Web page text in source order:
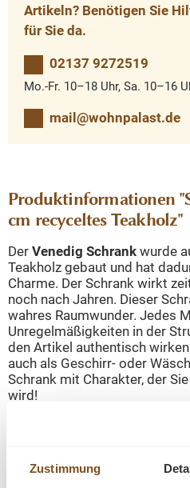
Zustimmung
Artikeln? Benötigen Sie
für Sie da.
02137 9272519
Mo.-Fr. 10–18 Uhr, Sa. 10–16
mail@wohnpalast.de
Produktinformationen
cm recyceltes Teakholz"
Der Venedig Schrank wurde
Teakholz gebaut und hat
Charme. Der Schrank wirkt
noch nach Jahren. Dieser
wahres Raumwunder. Jedes
Unregelmäßigkeiten in der
den Artikel authentisch
auch als Geschirr- oder
Schrank mit Charakter, der
wird!
Die Möbelkollektion Venedig
weißen Waschung